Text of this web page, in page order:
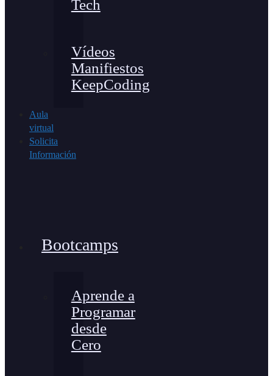
Tech
Vídeos
Manifiestos
KeepCoding
Aula
virtual
Solicita
Información
Bootcamps
Aprende a
Programar
desde
Cero